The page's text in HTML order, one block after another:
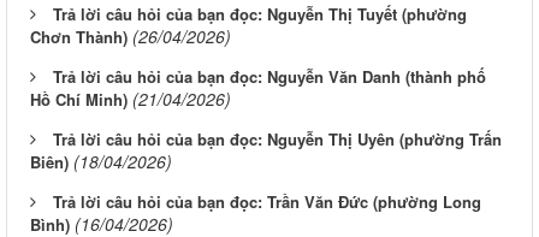
Trả lời câu hỏi của bạn đọc: Nguyễn Thị Tuyết (phường
Chơn Thành) (26/04/2026)
Trả lời câu hỏi của bạn đọc: Nguyễn Văn Danh (thành phố
Hồ Chí Minh) (21/04/2026)
Trả lời câu hỏi của bạn đọc: Nguyễn Thị Uyên (phường Trấn
Biên) (18/04/2026)
Trả lời câu hỏi của bạn đọc: Trần Văn Đức (phường Long
Bình) (16/04/2026)